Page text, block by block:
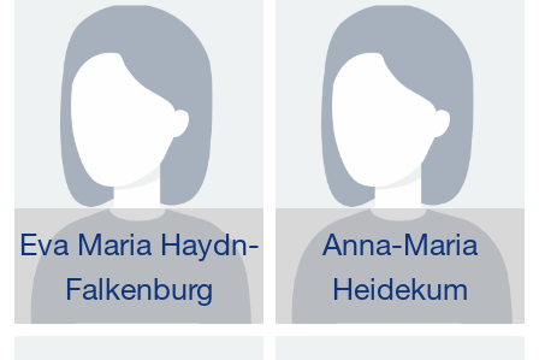
Eva Maria Haydn-
Falkenburg
Anna-Maria
Heidekum